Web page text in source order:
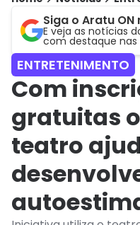
Siga o Aratu ON
E veja as notícias
com destaque nas
ENTRETENIMENTO
Com
gratuitas
teatro